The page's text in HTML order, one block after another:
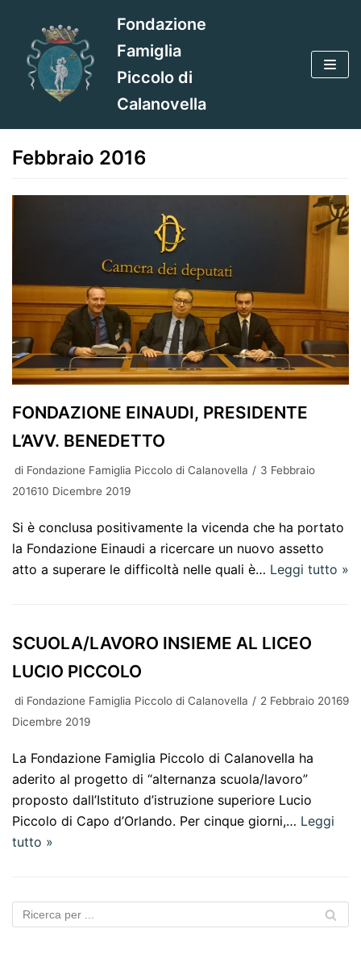
contenuto
Fondazione
Famiglia
Piccolo di
Calanovella
Febbraio 2016
FONDAZIONE EINAUDI, PRESIDENTE
L’AVV. BENEDETTO
di Fondazione Famiglia Piccolo di Calanovella
3 Febbraio
201610 Dicembre 2019
Si è conclusa positivamente la vicenda che ha portato
la Fondazione Einaudi a ricercare un nuovo assetto
atto a superare le difficoltà nelle quali è… Leggi tutto »
SCUOLA/LAVORO INSIEME AL LICEO
LUCIO PICCOLO
di Fondazione Famiglia Piccolo di Calanovella
2 Febbraio 20169
Dicembre 2019
La Fondazione Famiglia Piccolo di Calanovella ha
aderito al progetto di “alternanza scuola/lavoro”
proposto dall’Istituto d’istruzione superiore Lucio
Piccolo di Capo d’Orlando. Per cinque giorni,… Leggi
tutto »